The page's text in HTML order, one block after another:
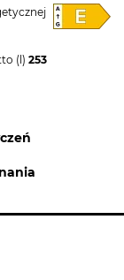
(l) 253